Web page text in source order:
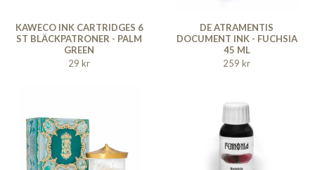
KAWECO INK CARTRIDGES 6
ST BLÄCKPATRONER - PALM
GREEN
29 kr
DE ATRAMENTIS
DOCUMENT INK - FUCHSIA
45 ML
259 kr